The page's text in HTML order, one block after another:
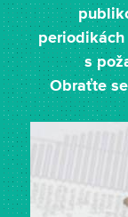
s
Obraťte